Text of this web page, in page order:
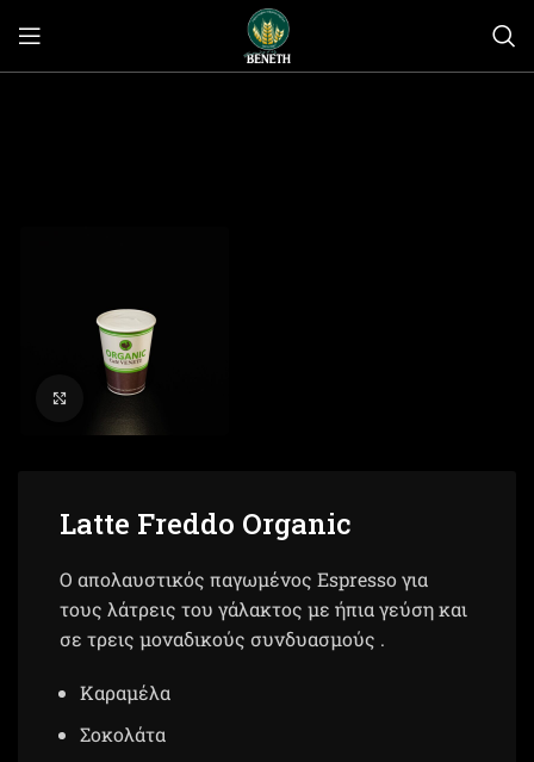
Click to enlarge
Latte Freddo Organic
Ο απολαυστικός παγωμένος Espresso για
τους λάτρεις του γάλακτος με ήπια γεύση και
σε τρεις μοναδικούς συνδυασμούς .
Καραμέλα
Σοκολάτα